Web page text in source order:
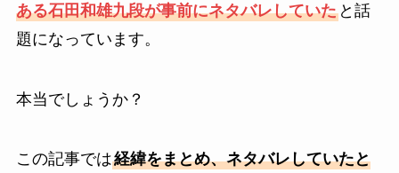
ある石田和雄九段が事前にネタバレしていたと話
題になっています。
本当でしょうか？
この記事では経緯をまとめ、ネタバレしていたと